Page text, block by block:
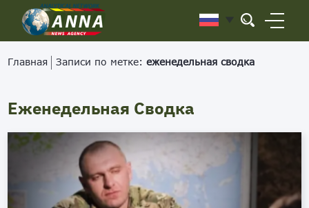
Главная Записи по метке:еженедельная сводка
Еженедельная Сводка